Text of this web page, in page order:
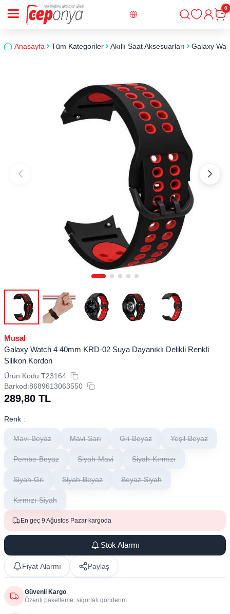
Giriş
0
Anasayfa Tüm Kategoriler Akıllı Saat Aksesuarları Galaxy
Musal
Galaxy Watch 4 40mm KRD-02 Suya Dayanıklı Delikli Renkli
Silikon Kordon
Ürün Kodu:T23164
Barkod:8689613063550
289,80 TL
Renk :
Mavi-Beyaz Mavi-Sarı Gri-Beyaz Yeşil-Beyaz
Pembe-Beyaz Siyah-Mavi Siyah-Kırmızı
Siyah-Gri Siyah-Beyaz Beyaz-Siyah
Kırmızı-Siyah
En geç 9 Ağustos Pazar kargoda
Stok Alarmı
Fiyat Alarmı Paylaş
Güvenli Kargo
Özenli paketleme, sigortalı gönderim